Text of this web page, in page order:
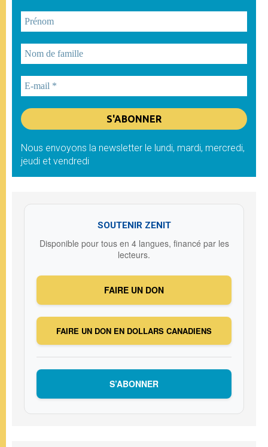
Nous envoyons la newsletter le lundi, mardi, mercredi,
jeudi et vendredi
SOUTENIR ZENIT
Disponible pour tous en 4 langues, financé par les
lecteurs.
FAIRE UN DON
FAIRE UN DON EN DOLLARS CANADIENS
S’ABONNER